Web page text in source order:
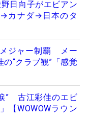
日向子がエビアン
カナダ→日本のタ
ジャー制覇 メー
“クラブ観”「感覚
” 古江彩佳のエビ
【WOWOWラウン